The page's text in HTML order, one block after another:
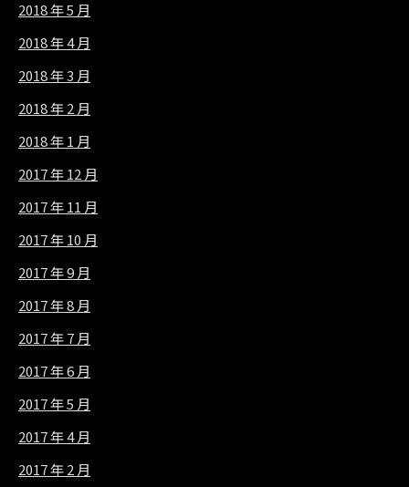
2018 年 5 月
2018 年 4 月
2018 年 3 月
2018 年 2 月
2018 年 1 月
2017 年 12 月
2017 年 11 月
2017 年 10 月
2017 年 9 月
2017 年 8 月
2017 年 7 月
2017 年 6 月
2017 年 5 月
2017 年 4 月
2017 年 2 月